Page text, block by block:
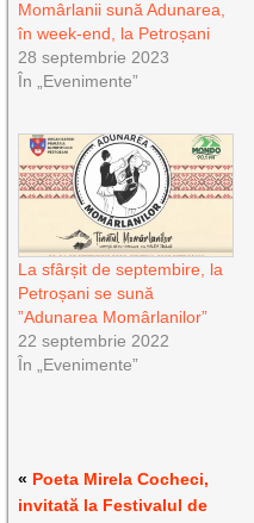
Momârlanii sună Adunarea,
în week-end, la Petroșani
28 septembrie 2023
În „Evenimente”
La sfârșit de septembire, la
Petroșani se sună
”Adunarea Momârlanilor”
22 septembrie 2022
În „Evenimente”
« Poeta Mirela Cocheci,
invitată la Festivalul de